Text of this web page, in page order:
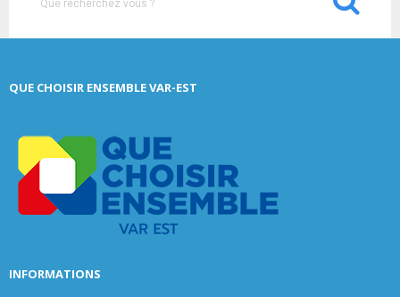
h
S
QUE CHOISIR ENSEMBLE VAR-EST
INFORMATIONS